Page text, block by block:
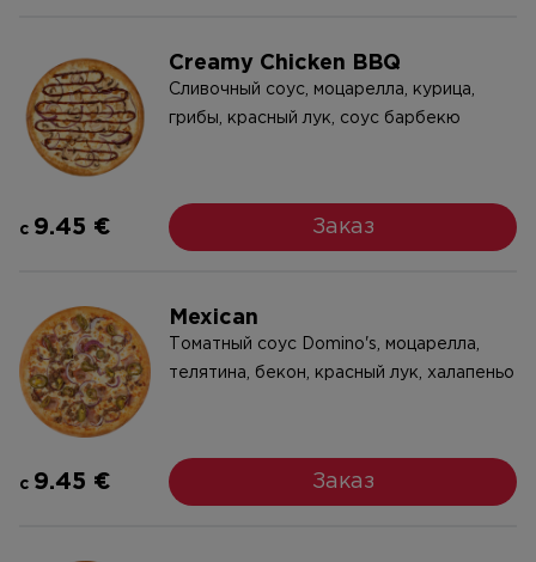
Creamy Chicken BBQ
Cливочный соус, моцарелла, курица,
грибы, красный лук, соус барбекю
c 9.45 € Заказ
Mexican
Tоматный соус Domino's, моцарелла,
телятина, бекон, красный лук, халапеньо
c 9.45 € Заказ